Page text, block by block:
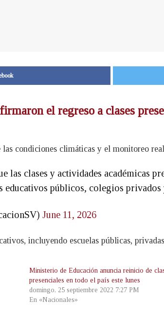
el regreso a clases
condiciones climáticas y el monitoreo
las clases y actividades académicas
educativos públicos, colegios privados
June 11, 2026
incluyendo escuelas públicas,
Ministerio de Educación anuncia reinicio de
presenciales en todo el país este lunes
domingo, 25 septiembre 2022 7:27 PM
En «Nacionales»